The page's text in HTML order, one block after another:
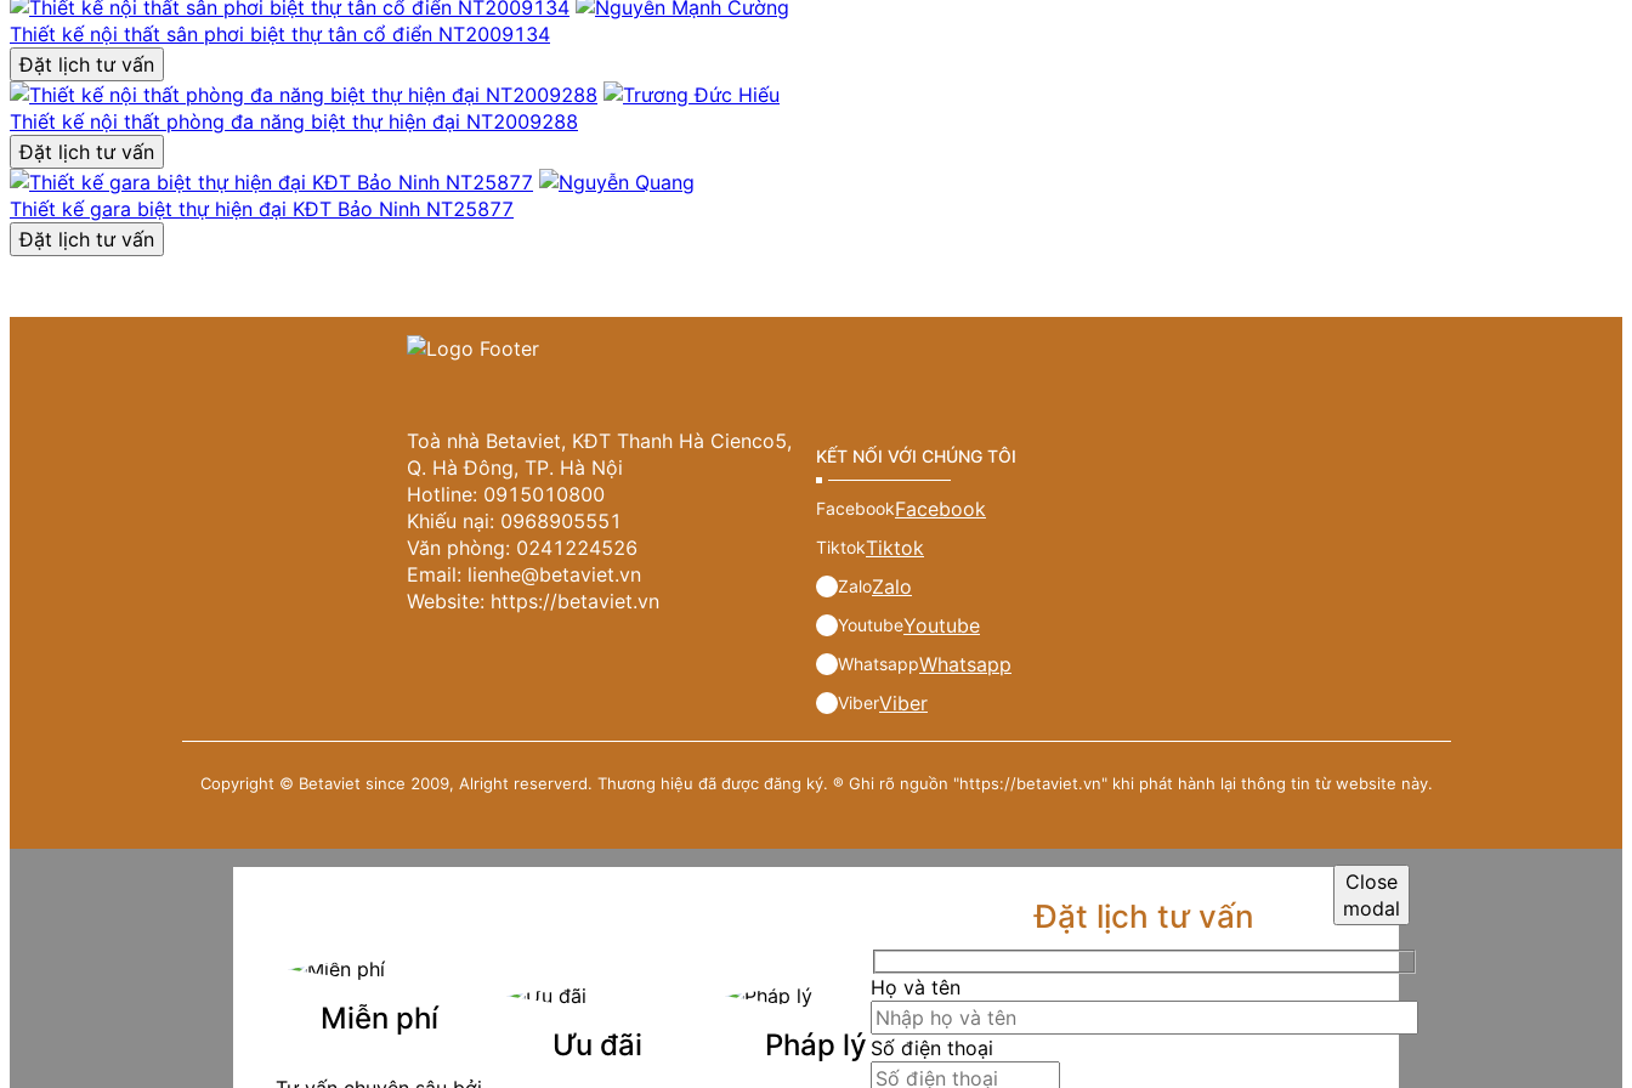
Thiết kế nội thất sân phơi biệt thự tân cổ điển NT2009134
Đặt lịch tư vấn
Thiết kế nội thất phòng đa năng biệt thự hiện đại NT2009288
Đặt lịch tư vấn
Thiết kế gara biệt thự hiện đại KĐT Bảo Ninh NT25877
Đặt lịch tư vấn
Toà nhà Betaviet, KĐT Thanh Hà Cienco5,
Q. Hà Đông, TP. Hà Nội
Hotline: 0915010800
Khiếu nại: 0968905551
Văn phòng: 0241224526
Email: lienhe@betaviet.vn
Website: https://betaviet.vn
KẾT NỐI VỚI CHÚNG TÔI
FacebookFacebook
TiktokTiktok
ZaloZalo
YoutubeYoutube
WhatsappWhatsapp
ViberViber
Copyright © Betaviet since 2009, Alright reserverd. Thương hiệu đã được đăng ký. ® Ghi rõ nguồn "https://betaviet.vn" khi phát hành lại thông tin từ website này.
Miễn phí
Ưu đãi Pháp lý
Đặt lịch tư vấn
Họ và tên
Số điện thoại
Close
modal